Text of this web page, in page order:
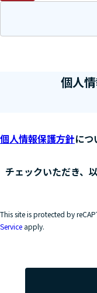
個人
個人情報保護方針に
チェックいただき、
This site is protected by
Service apply.